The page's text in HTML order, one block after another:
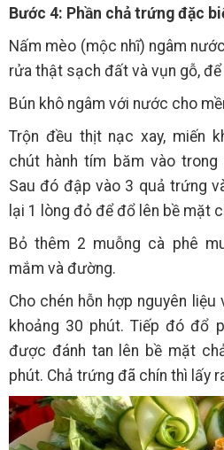
Bước 4: Phần chả trứng đặc
Nấm mèo (mộc nhĩ) ngâm
rửa thật sạch đất và vụn gỗ,
Bún khô ngâm với nước cho
Trộn đều thịt nạc xay, miến
chút hành tím băm vào
Sau đó đập vào 3 quả trứng
lại 1 lòng đỏ để đổ lên bề mặt
Bỏ thêm 2 muỗng cà phê
mắm và đường.
Cho chén hỗn hợp nguyên
khoảng 30 phút. Tiếp đó đổ
được đánh tan lên bề mặt
phút. Chả trứng đã chín thì lấy